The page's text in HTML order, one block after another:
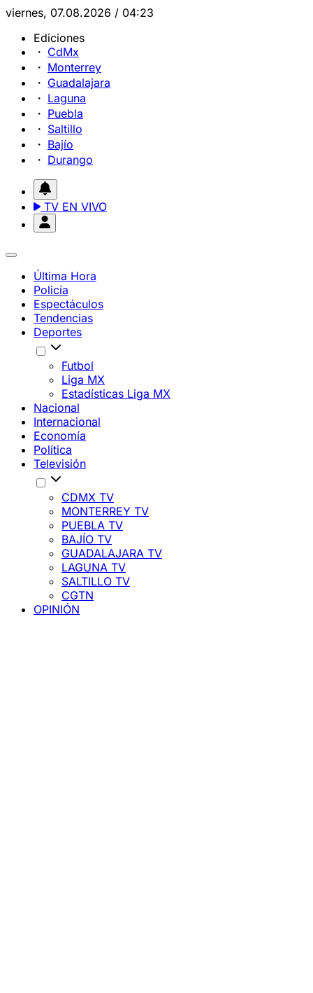
viernes, 07.08.2026 / 04:23
Ediciones
CdMx
Monterrey
Guadalajara
Laguna
Puebla
Saltillo
Bajío
Durango
TV EN VIVO
Última Hora
Policía
Espectáculos
Tendencias
Deportes
Futbol
Liga MX
Estadísticas Liga MX
Nacional
Internacional
Economía
Política
Televisión
CDMX TV
MONTERREY TV
PUEBLA TV
BAJÍO TV
GUADALAJARA TV
LAGUNA TV
SALTILLO TV
CGTN
OPINIÓN